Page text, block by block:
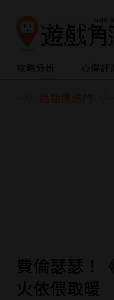
攻略分析 心得評
費倫瑟瑟！
火依偎取暖